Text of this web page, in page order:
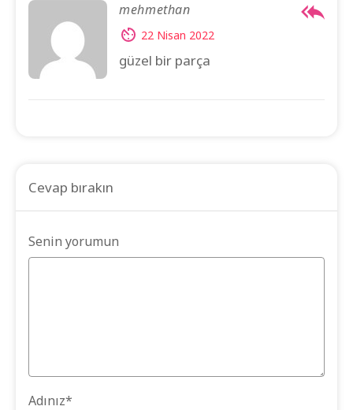
mehmethan
22 Nisan 2022
güzel bir parça
Cevap bırakın
Senin yorumun
Adınız*